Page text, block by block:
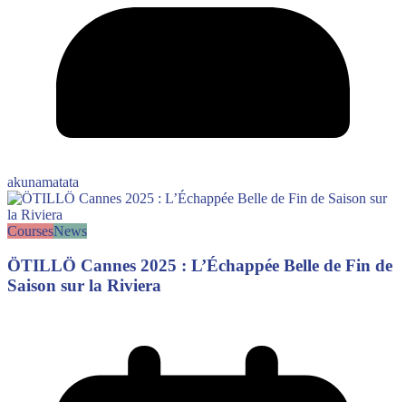
akunamatata
CoursesNews
ÖTILLÖ Cannes 2025 : L’Échappée Belle de Fin de
Saison sur la Riviera